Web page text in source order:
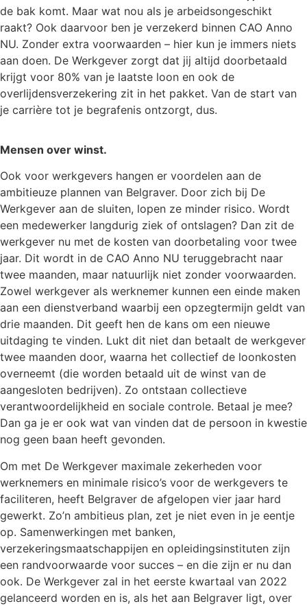
de bak komt. Maar wat nou als je arbeidsongeschikt
raakt? Ook daarvoor ben je verzekerd binnen CAO Anno
NU. Zonder extra voorwaarden – hier kun je immers niets
aan doen. De Werkgever zorgt dat jij altijd doorbetaald
krijgt voor 80% van je laatste loon en ook de
overlijdensverzekering zit in het pakket. Van de start van
je carrière tot je begrafenis ontzorgt, dus.
Mensen over winst.
Ook voor werkgevers hangen er voordelen aan de
ambitieuze plannen van Belgraver. Door zich bij De
Werkgever aan de sluiten, lopen ze minder risico. Wordt
een medewerker langdurig ziek of ontslagen? Dan zit de
werkgever nu met de kosten van doorbetaling voor twee
jaar. Dit wordt in de CAO Anno NU teruggebracht naar
twee maanden, maar natuurlijk niet zonder voorwaarden.
Zowel werkgever als werknemer kunnen een einde maken
aan een dienstverband waarbij een opzegtermijn geldt van
drie maanden. Dit geeft hen de kans om een nieuwe
uitdaging te vinden. Lukt dit niet dan betaalt de werkgever
twee maanden door, waarna het collectief de loonkosten
overneemt (die worden betaald uit de winst van de
aangesloten bedrijven). Zo ontstaan collectieve
verantwoordelijkheid en sociale controle. Betaal je mee?
Dan ga je er ook wat van vinden dat de persoon in kwestie
nog geen baan heeft gevonden.
Om met De Werkgever maximale zekerheden voor
werknemers en minimale risico’s voor de werkgevers te
faciliteren, heeft Belgraver de afgelopen vier jaar hard
gewerkt. Zo’n ambitieus plan, zet je niet even in je eentje
op. Samenwerkingen met banken,
verzekeringsmaatschappijen en opleidingsinstituten zijn
een randvoorwaarde voor succes – en die zijn er nu dan
ook. De Werkgever zal in het eerste kwartaal van 2022
gelanceerd worden en is, als het aan Belgraver ligt, over